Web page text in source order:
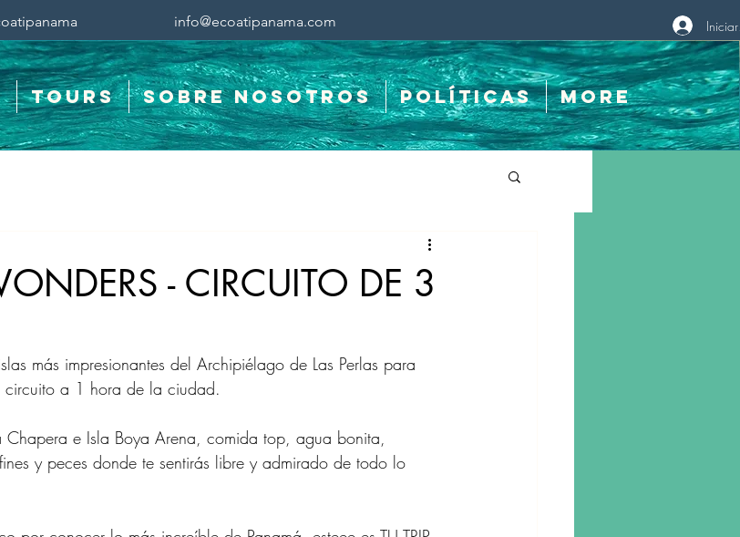
info@ecoatipanama.com
Tours Sobre Nosotros Políticas More
- CIRCUITO DE 3
más impresionantes del Archipiélago de Las Perlas para
circuito a 1 hora de la ciudad.
e Isla Boya Arena, comida top, agua bonita,
y peces donde te sentirás libre y admirado de todo lo